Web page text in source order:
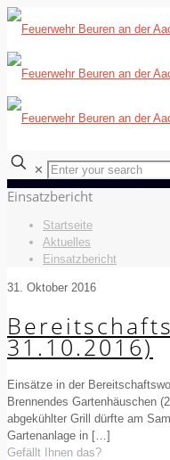
✕
Einsatzbericht
Startseite
Aktuelles
Einsatzbericht
31. Oktober 2016
31.10.2016)
Einsätze in der
Brennendes Gartenhäuschen
abgekühlter Grill dürfte am
Gartenanlage in […]
Gefällt Ihnen das?